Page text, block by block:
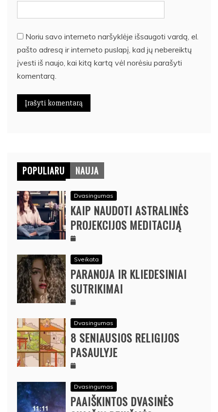
Noriu savo interneto naršyklėje išsaugoti vardą, el.
pašto adresą ir interneto puslapį, kad jų nebereiktų
įvesti iš naujo, kai kitą kartą vėl norėsiu parašyti
komentarą.
POPULIARU NAUJA
Dvasingumas
KAIP NAUDOTI ASTRALINĖS
PROJEKCIJOS MEDITACIJĄ
Sveikata
PARANOJA IR KLIEDESINIAI
SUTRIKIMAI
Dvasingumas
8 SENIAUSIOS RELIGIJOS
PASAULYJE
Dvasingumas
PAAIŠKINTOS DVASINĖS